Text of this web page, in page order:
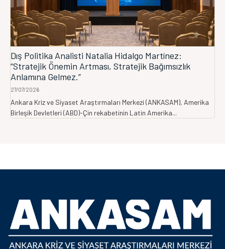
Dış Politika Analisti Natalia Hidalgo Martínez:
“Stratejik Önemin Artması, Stratejik Bağımsızlık
Anlamına Gelmez.”
27/07/2026
Ankara Kriz ve Siyaset Araştırmaları Merkezi (ANKASAM), Amerika
Birleşik Devletleri (ABD)-Çin rekabetinin Latin Amerika...